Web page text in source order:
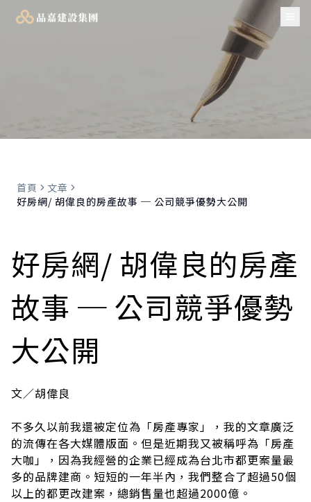
首頁
文章
好房網/ 胡偉良的房產故事 ─ 公司競爭優勢大公開
好房網/ 胡偉良的房產
故事 ─ 公司競爭優勢
大公開
文／胡偉良
不多久以前我還被定位為「房產專家」，我的文章廣泛
的流傳在各大媒體版面。但是近期我又被稱呼為「房產
大咖」，因為我經營的企業已經成為台北市都更案量最
多的品牌建商。短短的一年半內，我們整合了超過50個
以上的都更改建案，總銷售量也超過2000億。